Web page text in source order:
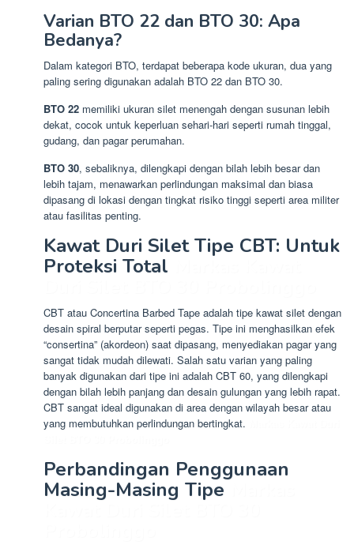
Varian BTO 22 dan BTO 30: Apa
Bedanya?
Dalam kategori BTO, terdapat beberapa kode ukuran, dua yang
paling sering digunakan adalah BTO 22 dan BTO 30.
BTO 22 memiliki ukuran silet menengah dengan susunan lebih
dekat, cocok untuk keperluan sehari-hari seperti rumah tinggal,
gudang, dan pagar perumahan.
BTO 30, sebaliknya, dilengkapi dengan bilah lebih besar dan
lebih tajam, menawarkan perlindungan maksimal dan biasa
dipasang di lokasi dengan tingkat risiko tinggi seperti area militer
atau fasilitas penting.
Kawat Duri Silet Tipe CBT: Untuk
Proteksi Total
CBT atau Concertina Barbed Tape adalah tipe kawat silet dengan
desain spiral berputar seperti pegas. Tipe ini menghasilkan efek
“consertina” (akordeon) saat dipasang, menyediakan pagar yang
sangat tidak mudah dilewati. Salah satu varian yang paling
banyak digunakan dari tipe ini adalah CBT 60, yang dilengkapi
dengan bilah lebih panjang dan desain gulungan yang lebih rapat.
CBT sangat ideal digunakan di area dengan wilayah besar atau
yang membutuhkan perlindungan bertingkat.
Perbandingan Penggunaan
Masing-Masing Tipe